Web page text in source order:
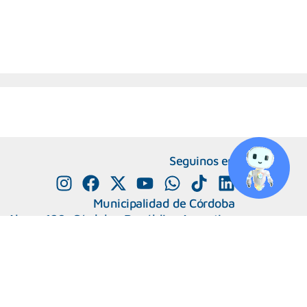
Seguinos en
Municipalidad de Córdoba
Alvear 120, Córdoba. República Argentina